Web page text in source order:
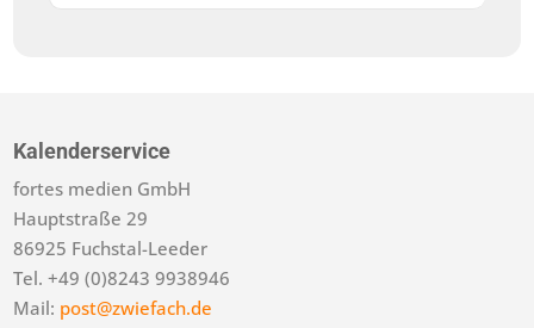
Kalenderservice
fortes medien GmbH
Hauptstraße 29
86925 Fuchstal-Leeder
Tel. +49 (0)8243 9938946
Mail: post@zwiefach.de